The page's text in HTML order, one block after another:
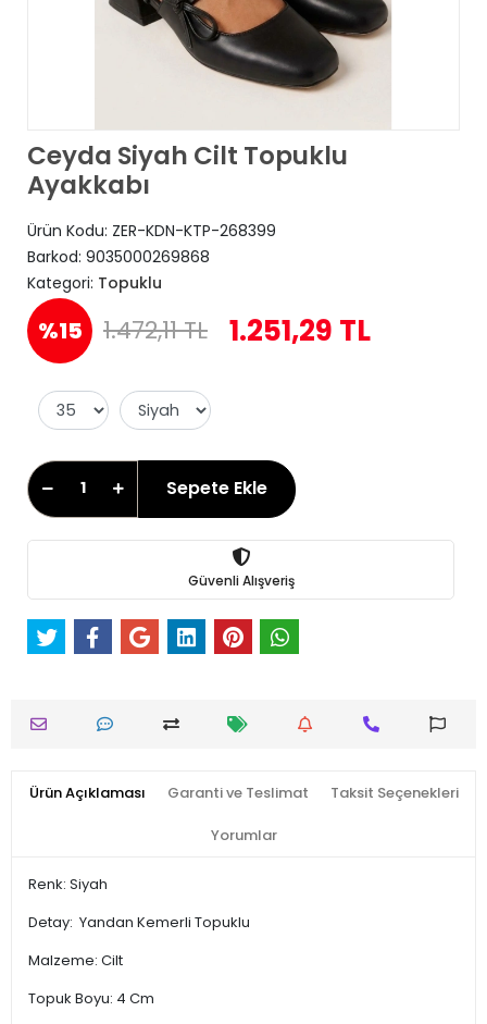
Ceyda Siyah Cilt Topuklu
Ayakkabı
Ürün Kodu: ZER-KDN-KTP-268399
Barkod: 9035000269868
Kategori: Topuklu
%15 1.472,11 TL 1.251,29 TL
Sepete Ekle
Güvenli Alışveriş
Ürün Açıklaması Garanti ve Teslimat Taksit Seçenekleri
Yorumlar
Renk: Siyah
Detay: Yandan Kemerli Topuklu
Malzeme: Cilt
Topuk Boyu: 4 Cm